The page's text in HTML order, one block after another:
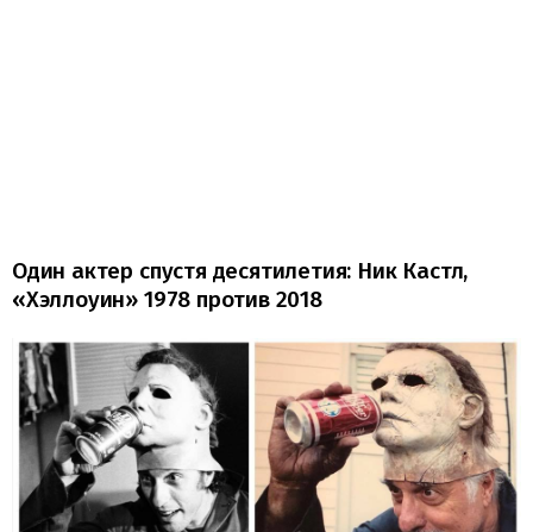
Один актер спустя десятилетия: Ник Кастл,
«Хэллоуин» 1978 против 2018